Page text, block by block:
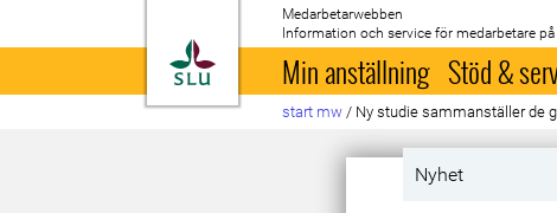
Till startsida
Medarbetarwebben
Information och service för medarbetare på
Min anställning Stöd &
start mw / Ny studie sammanställer de
Nyhet